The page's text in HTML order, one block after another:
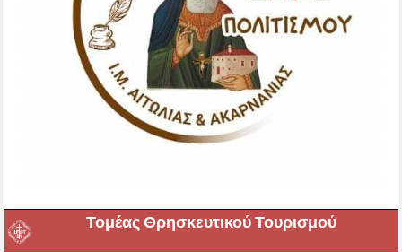
Τομέας Θρησκευτικού Τουρισμού